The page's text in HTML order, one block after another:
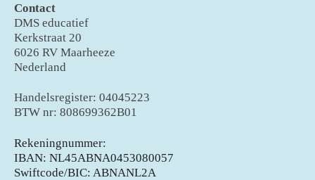
Contact
DMS educatief
Kerkstraat 20
6026 RV Maarheeze
Nederland
Handelsregister: 04045223
BTW nr: 808699362B01
Rekeningnummer:
IBAN: NL45ABNA0453080057
Swiftcode/BIC: ABNANL2A